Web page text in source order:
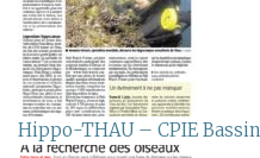
Hippo-THAU – CPIE